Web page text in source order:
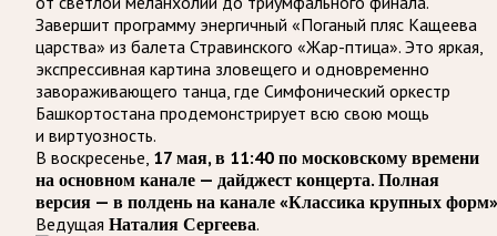
Завершит программу энергичный «Поганый пляс Кащеева
царства» из балета Стравинского «Жар-птица». Это яркая,
экспрессивная картина зловещего и одновременно
завораживающего танца, где Симфонический оркестр
Башкортостана продемонстрирует всю свою мощь
и виртуозность.
В воскресенье, 17 мая, в 11:40 по московскому времени
на основном канале — дайджест концерта. Полная
версия — в полдень на канале «Классика крупных
Ведущая Наталия Сергеева.